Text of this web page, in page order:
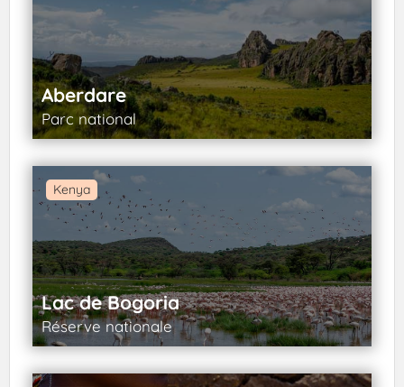
Aberdare
Parc national
Kenya
Lac de Bogoria
Réserve nationale